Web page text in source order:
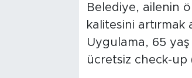
Belediye, ailenin
kalitesini artırmak
Uygulama, 65
ücretsiz check-up